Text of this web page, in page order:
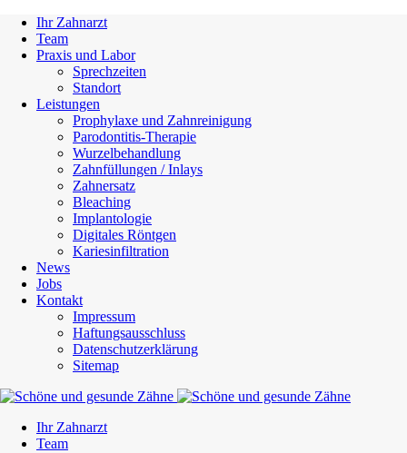
Ihr Zahnarzt
Team
Praxis und Labor
Sprechzeiten
Standort
Leistungen
Prophylaxe und Zahnreinigung
Parodontitis-Therapie
Wurzelbehandlung
Zahnfüllungen / Inlays
Zahnersatz
Bleaching
Implantologie
Digitales Röntgen
Kariesinfiltration
News
Jobs
Kontakt
Impressum
Haftungsausschluss
Datenschutzerklärung
Sitemap
Ihr Zahnarzt
Team